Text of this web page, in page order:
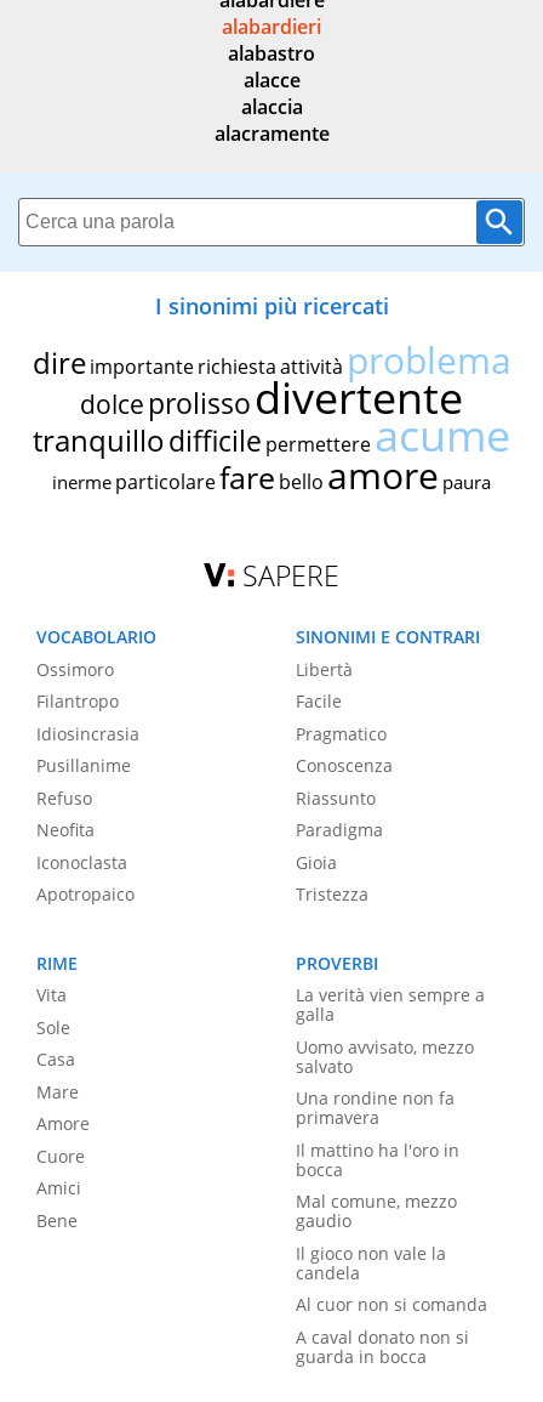
alabardieri
alabastro
alacce
alaccia
alacramente
I sinonimi più ricercati
dire importante richiestaattività problema
dolce prolissodivertente
tranquillodifficile permettereacume
inerme particolarefare bello amore paura
SAPERE
VOCABOLARIO
Ossimoro
Filantropo
Idiosincrasia
Pusillanime
Refuso
Neofita
Iconoclasta
Apotropaico
SINONIMI E CONTRARI
Libertà
Facile
Pragmatico
Conoscenza
Riassunto
Paradigma
Gioia
Tristezza
RIME
Vita
Sole
Casa
Mare
Amore
Cuore
Amici
Bene
PROVERBI
La verità vien sempre a
galla
Uomo avvisato, mezzo
salvato
Una rondine non fa
primavera
Il mattino ha l'oro in
bocca
Mal comune, mezzo
gaudio
Il gioco non vale la
candela
Al cuor non si comanda
A caval donato non si
guarda in bocca